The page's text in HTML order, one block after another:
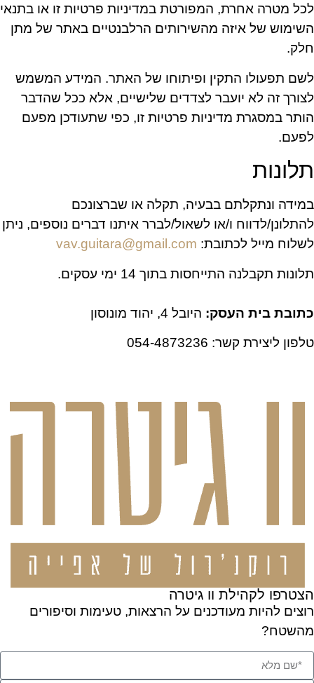
לכל מטרה אחרת, המפורטת במדיניות פרטיות זו או בתנאי
השימוש של איזה מהשירותים הרלבנטיים באתר של מתן
חלק.
לשם תפעולו התקין ופיתוחו של האתר. המידע המשמש
לצורך זה לא יועבר לצדדים שלישיים, אלא ככל שהדבר
הותר במסגרת מדיניות פרטיות זו, כפי שתעודכן מפעם
לפעם.
תלונות
במידה ונתקלתם בבעיה, תקלה או שברצונכם
להתלונן/לדווח ו/או לשאול/לברר איתנו דברים נוספים, ניתן
לשלוח מייל לכתובת: vav.guitara@gmail.com
תלונות תקבלנה התייחסות בתוך 14 ימי עסקים.
כתובת בית העסק: היובל 4, יהוד מונוסון
טלפון ליצירת קשר: 054-4873236
הצטרפו לקהילת וו גיטרה
רוצים להיות מעודכנים על הרצאות, טעימות וסיפורים
מהשטח?